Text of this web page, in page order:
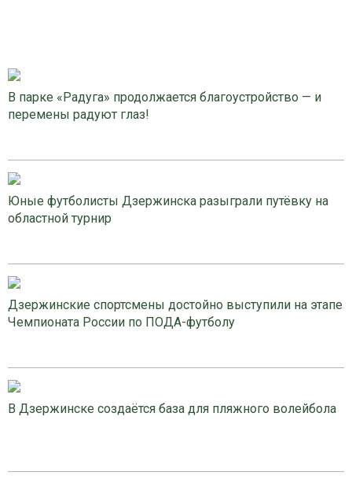
В парке «Радуга» продолжается благоустройство — и
перемены радуют глаз!
Юные футболисты Дзержинска разыграли путёвку на
областной турнир
Дзержинские спортсмены достойно выступили на этапе
Чемпионата России по ПОДА-футболу
В Дзержинске создаётся база для пляжного волейбола